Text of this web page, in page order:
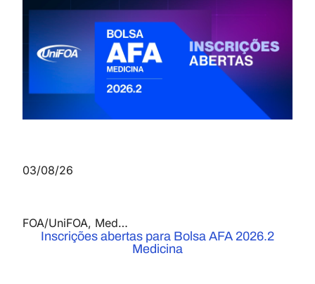
03/08/26
FOA/UniFOA, Medicina
Inscrições abertas para Bolsa AFA 2026.2
Medicina